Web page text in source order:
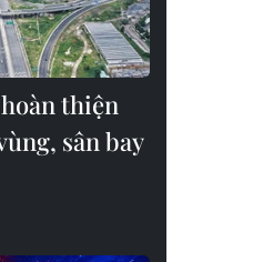
thiện
sân bay